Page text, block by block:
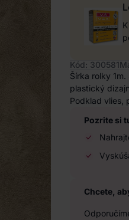
Kód: 300581
Šírka rolky
plastický
Podklad vlies,
Pozrite si
Chcete,